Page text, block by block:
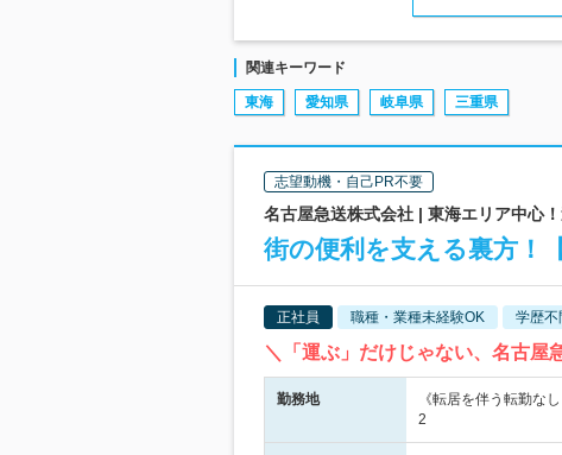
関連キーワード
東海 愛知県 岐阜県 三重県
志望動機・自己PR不要
名古屋急送株式会社 | 東海エリア中心
街の便利を支える裏方！
正社員 職種・業種未経験OK 学歴不
＼「運ぶ」だけじゃない、名古屋
勤務地
《転居を伴う転勤な
2